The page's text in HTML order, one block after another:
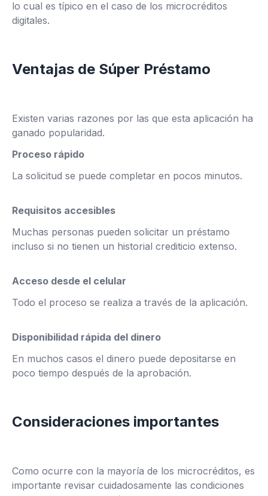
lo cual es típico en el caso de los microcréditos
digitales.
Ventajas de Súper Préstamo
Existen varias razones por las que esta aplicación ha
ganado popularidad.
Proceso rápido
La solicitud se puede completar en pocos minutos.
Requisitos accesibles
Muchas personas pueden solicitar un préstamo
incluso si no tienen un historial crediticio extenso.
Acceso desde el celular
Todo el proceso se realiza a través de la aplicación.
Disponibilidad rápida del dinero
En muchos casos el dinero puede depositarse en
poco tiempo después de la aprobación.
Consideraciones importantes
Como ocurre con la mayoría de los microcréditos, es
importante revisar cuidadosamente las condiciones